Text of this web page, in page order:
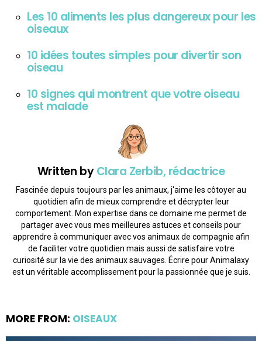
Les 10 aliments les plus dangereux pour les
oiseaux
10 idées toutes simples pour divertir son
oiseau
10 signes qui montrent que votre oiseau
est malade
Written byClara Zerbib, rédactrice
Fascinée depuis toujours par les animaux, j'aime les côtoyer au
quotidien afin de mieux comprendre et décrypter leur
comportement. Mon expertise dans ce domaine me permet de
partager avec vous mes meilleures astuces et conseils pour
apprendre à communiquer avec vos animaux de compagnie afin
de faciliter votre quotidien mais aussi de satisfaire votre
curiosité sur la vie des animaux sauvages. Écrire pour Animalaxy
est un véritable accomplissement pour la passionnée que je suis.
MORE FROM: OISEAUX